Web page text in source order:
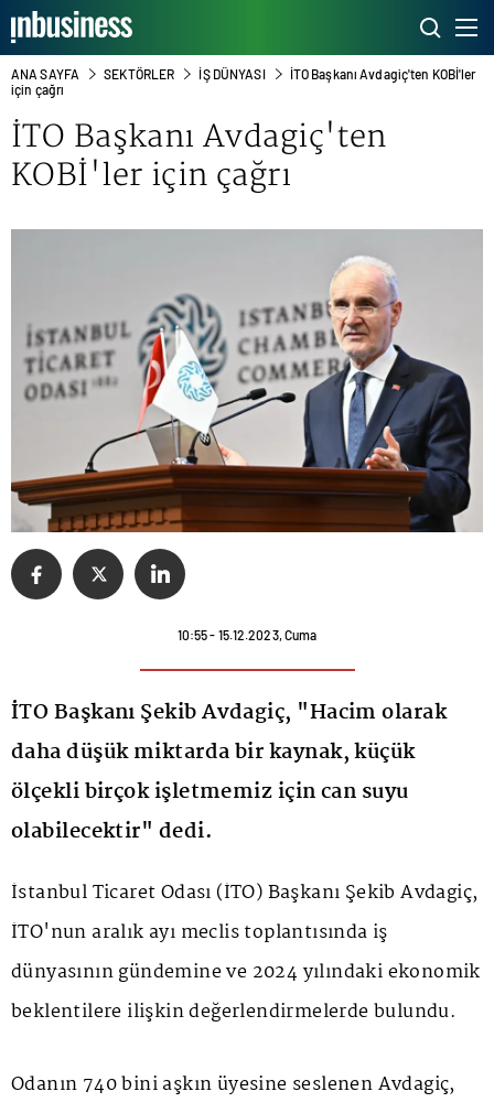
ANA SAYFA SEKTÖRLER İŞ DÜNYASI
İTO Başkanı Avdagiç'ten KOBİ'ler
için çağrı
İTO Başkanı Avdagiç'ten
KOBİ'ler için çağrı
10:55 - 15.12.2023, Cuma
İTO Başkanı Şekib Avdagiç, "Hacim olarak
daha düşük miktarda bir kaynak, küçük
ölçekli birçok işletmemiz için can suyu
olabilecektir" dedi.
İstanbul Ticaret Odası (İTO) Başkanı Şekib Avdagiç,
İTO'nun aralık ayı meclis toplantısında iş
dünyasının gündemine ve 2024 yılındaki ekonomik
beklentilere ilişkin değerlendirmelerde bulundu.
Odanın 740 bini aşkın üyesine seslenen Avdagiç,